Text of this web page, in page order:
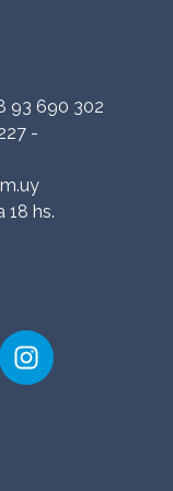
93 690 302
-
18 hs.